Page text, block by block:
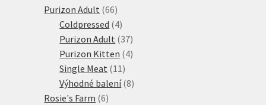
Purizon Adult 6666
produktů
Coldpressed 44
produkty
Purizon Adult 3737
produktů
Purizon Kitten 44
Single Meat 11 11
produktů
Výhodné balení 88
Rosie's Farm 66